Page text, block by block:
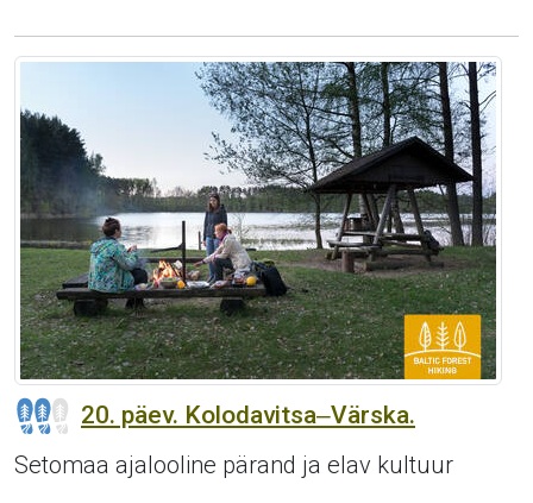
20. päev. Kolodavitsa‒Värska.
Setomaa ajalooline pärand ja elav kultuur